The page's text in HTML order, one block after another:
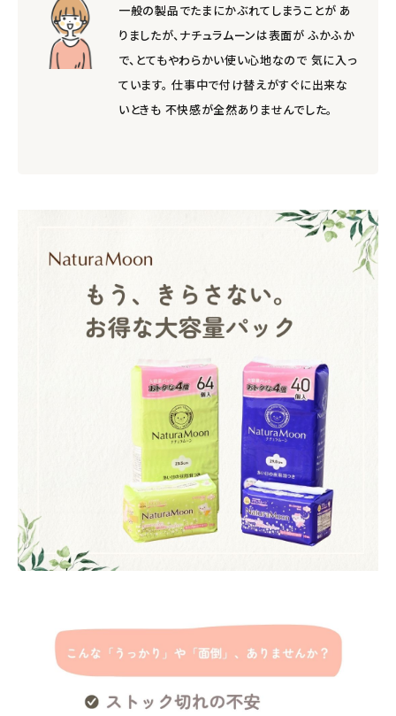
一般の製品でたまにかぶれてしまうことが あ
りましたが、ナチュラムーンは表面が ふかふか
で、とてもやわらかい使い心地なので 気に入っ
ています。 仕事中で付け替えがすぐに出来な
いときも 不快感が全然ありませんでした。